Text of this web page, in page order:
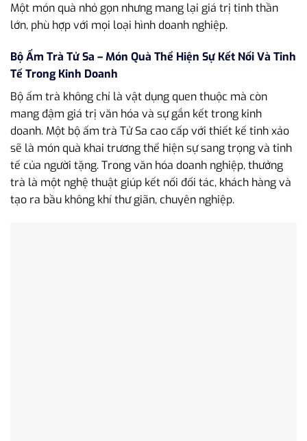
Một món quà nhỏ gọn nhưng mang lại giá trị tinh thần
lớn, phù hợp với mọi loại hình doanh nghiệp.
Bộ Ấm Trà Tử Sa – Món Quà Thể Hiện Sự Kết Nối Và Tinh
Tế Trong Kinh Doanh
Bộ ấm trà không chỉ là vật dụng quen thuộc mà còn
mang đậm giá trị văn hóa và sự gắn kết trong kinh
doanh. Một bộ ấm trà Tử Sa cao cấp với thiết kế tinh xảo
sẽ là món quà khai trương thể hiện sự sang trọng và tinh
tế của người tặng. Trong văn hóa doanh nghiệp, thưởng
trà là một nghệ thuật giúp kết nối đối tác, khách hàng và
tạo ra bầu không khí thư giãn, chuyên nghiệp.